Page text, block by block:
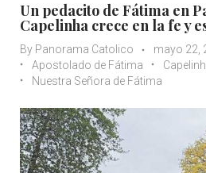
Un pedacito de Fátima en
Capelinha crece en la fe y
By Panorama Catolico
mayo 22,
Apostolado de Fátima
Nuestra Señora de Fátima